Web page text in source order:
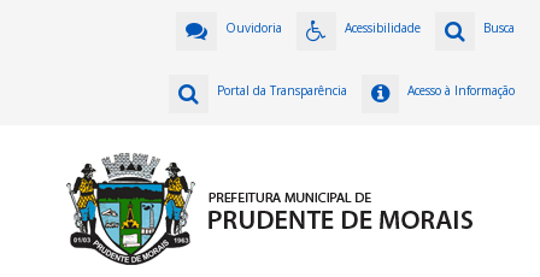
Busca
Acessibilidade
Ouvidoria
Acesso à Informação
Portal da Transparência